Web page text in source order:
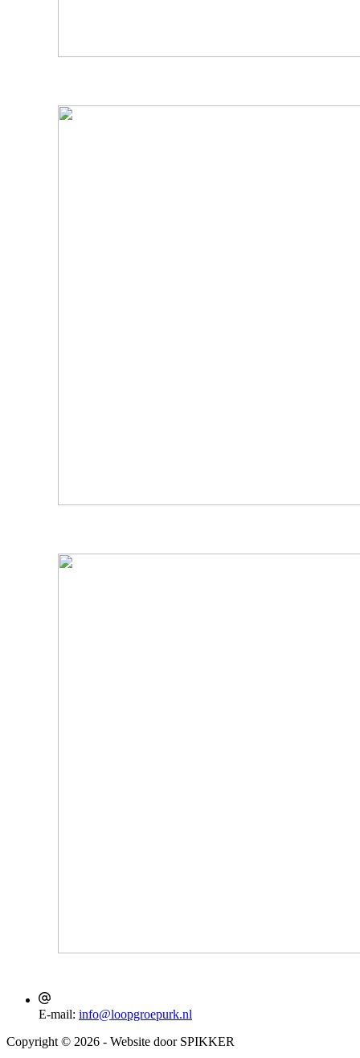
E-mail: info@loopgroepurk.nl
Copyright © 2026 - Website door SPIKKER